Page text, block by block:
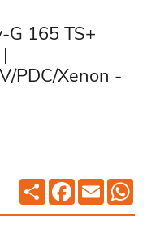
G 165 TS+
PDC/Xenon -
Deel Facebook
Email